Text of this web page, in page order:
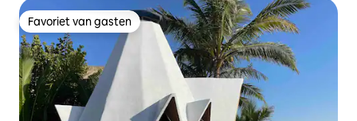
Favoriet van gasten
Favoriet van gasten